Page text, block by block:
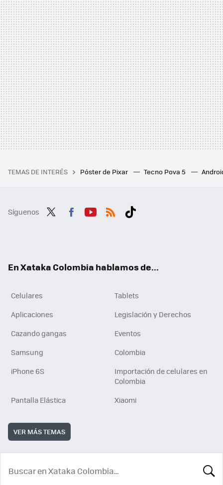
TEMAS DE INTERÉS Póster de Pixar Tecno Pova 5
Síguenos
En Xataka Colombia hablamos de...
Celulares
Tablets
Aplicaciones
Legislación y Derechos
Cazando gangas
Eventos
Samsung
Colombia
iPhone 6S
Importación de celulares en
Colombia
Pantalla Elástica
Xiaomi
VER MÁS TEMAS